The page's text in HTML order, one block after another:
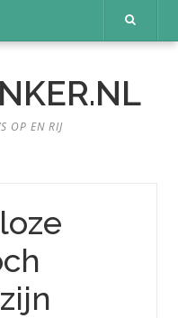
OP EN RIJ